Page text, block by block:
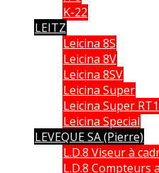
K-22
LEITZ
Leicina 8S
Leicina 8V
Leicina 8SV
Leicina Super
Leicina Super RT1
Leicina Special
LEVEQUE SA (Pierre)
L.D.8 Viseur à
L.D.8 Compteurs